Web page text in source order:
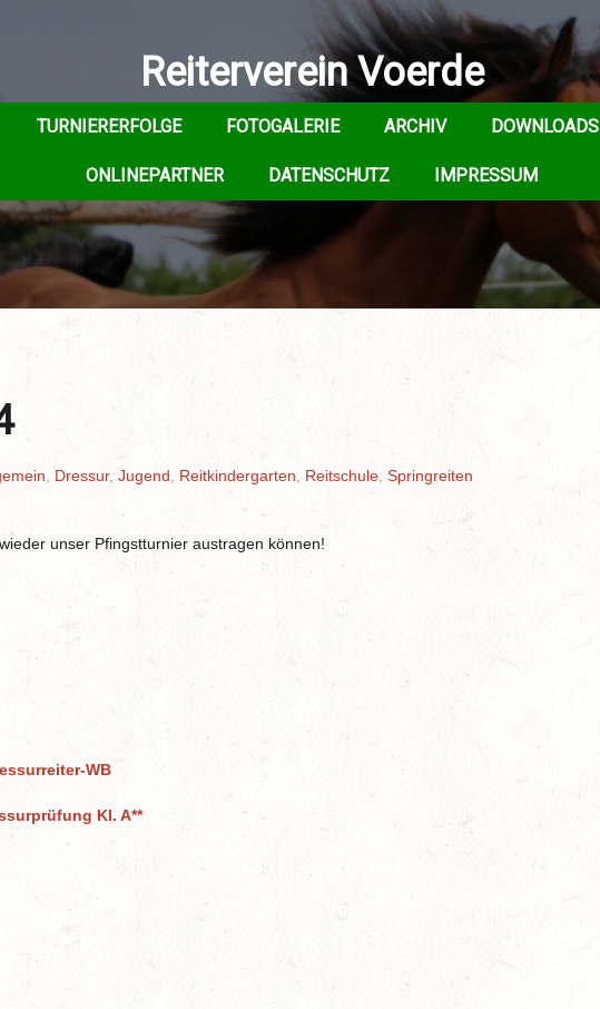
Reiterverein Voerde
TURNIERERFOLGE FOTOGALERIE ARCHIV DOWNLOADS
ONLINEPARTNER DATENSCHUTZ IMPRESSUM
Dressur, Jugend Reitkindergarten Reitschule Springreiten
unser Pfingstturnier austragen können!
WB
Kl. A**